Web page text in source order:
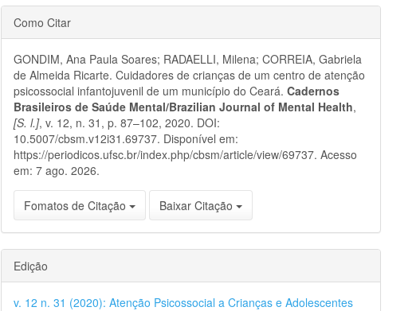
Detalhes
do
artigo
Como Citar
GONDIM, Ana Paula Soares; RADAELLI, Milena; CORREIA, Gabriela
de Almeida Ricarte. Cuidadores de crianças de um centro de atenção
psicossocial infantojuvenil de um município do Ceará.Cadernos
Brasileiros de Saúde Mental/Brazilian Journal of Mental Health,
[S. l.], v. 12, n. 31, p. 87–102, 2020. DOI:
10.5007/cbsm.v12i31.69737. Disponível em:
https://periodicos.ufsc.br/index.php/cbsm/article/view/69737. Acesso
em: 7 ago. 2026.
Fomatos de Citação Baixar Citação
Edição
v. 12 n. 31 (2020): Atenção Psicossocial a Crianças e Adolescentes